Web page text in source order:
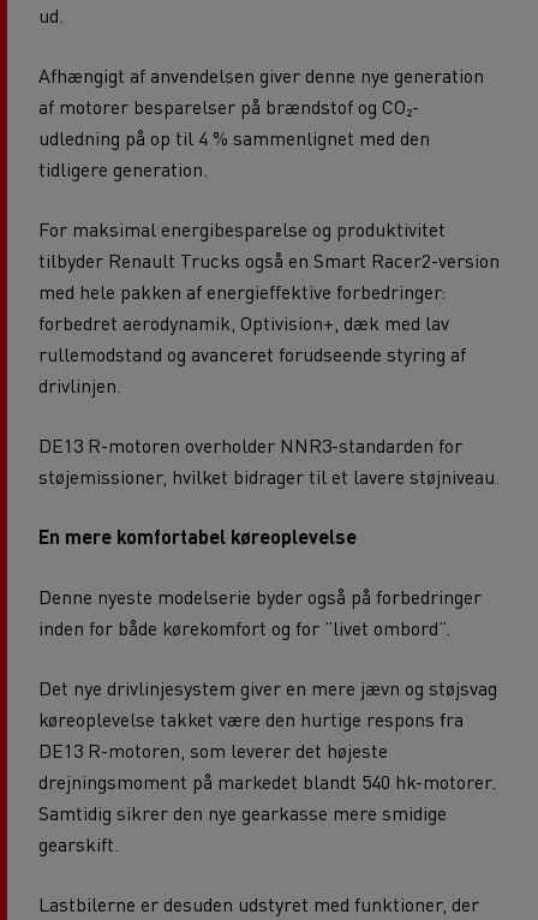
ud.
Afhængigt af anvendelsen giver denne nye generation
af motorer besparelser på brændstof og CO₂-
udledning på op til 4 % sammenlignet med den
tidligere generation.
For maksimal energibesparelse og produktivitet
tilbyder Renault Trucks også en Smart Racer2-version
med hele pakken af energieffektive forbedringer:
forbedret aerodynamik, Optivision+, dæk med lav
rullemodstand og avanceret forudseende styring af
drivlinjen.
DE13 R-motoren overholder NNR3-standarden for
støjemissioner, hvilket bidrager til et lavere støjniveau.
En mere komfortabel køreoplevelse
Denne nyeste modelserie byder også på forbedringer
inden for både kørekomfort og for ”livet ombord”.
Det nye drivlinjesystem giver en mere jævn og støjsvag
køreoplevelse takket være den hurtige respons fra
DE13 R-motoren, som leverer det højeste
drejningsmoment på markedet blandt 540 hk-motorer.
Samtidig sikrer den nye gearkasse mere smidige
gearskift.
Lastbilerne er desuden udstyret med funktioner, der